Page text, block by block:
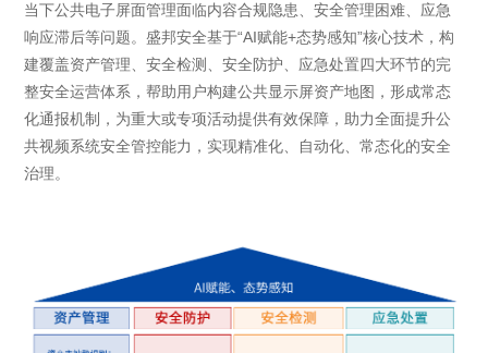
当下公共电子屏面管理面临内容合规隐患、安全管理困难、应急
响应滞后等问题。盛邦安全基于“AI赋能+态势感知”核心技术，构
建覆盖资产管理、安全检测、安全防护、应急处置四大环节的完
整安全运营体系，帮助用户构建公共显示屏资产地图，形成常态
化通报机制，为重大或专项活动提供有效保障，助力全面提升公
共视频系统安全管控能力，实现精准化、自动化、常态化的安全
治理。